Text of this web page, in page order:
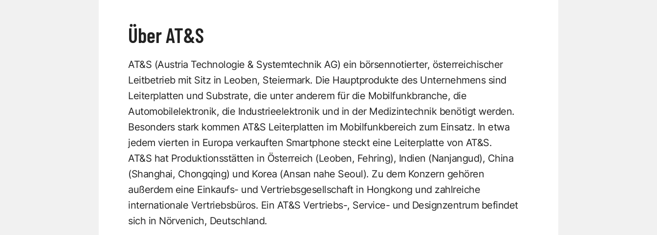
Über AT&S
AT&S (Austria Technologie & Systemtechnik AG) ein börsennotierter, österreichischer
Leitbetrieb mit Sitz in Leoben, Steiermark. Die Hauptprodukte des Unternehmens sind
Leiterplatten und Substrate, die unter anderem für die Mobilfunkbranche, die
Automobilelektronik, die Industrieelektronik und in der Medizintechnik benötigt werden.
Besonders stark kommen AT&S Leiterplatten im Mobilfunkbereich zum Einsatz. In etwa
jedem vierten in Europa verkauften Smartphone steckt eine Leiterplatte von AT&S.
AT&S hat Produktionsstätten in Österreich (Leoben, Fehring), Indien (Nanjangud), China
(Shanghai, Chongqing) und Korea (Ansan nahe Seoul). Zu dem Konzern gehören
außerdem eine Einkaufs- und Vertriebsgesellschaft in Hongkong und zahlreiche
internationale Vertriebsbüros. Ein AT&S Vertriebs-, Service- und Designzentrum befindet
sich in Nörvenich, Deutschland.